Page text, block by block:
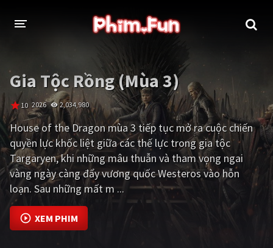
THỂ LOẠI
Thần thoại - Cổ trang Hành động
Tâm lý Chiến tranh
Võ thuật - Kiếm hiệp Nhạc kịch
Kinh dị Tội phạm - Hình sự
Phiêu lưu Hài hước
Viễn tưởng
Gia Tộc Rồng (Mùa 3)
10 2026 2,034,980
House of the Dragon mùa 3 tiếp tục mở ra cuộc chiến
quyền lực khốc liệt giữa các thế lực trong gia tộc
Targaryen, khi những mâu thuẫn và tham vọng ngai
vàng ngày càng đẩy vương quốc Westeros vào hỗn
loạn. Sau những mất m ...
XEM PHIM